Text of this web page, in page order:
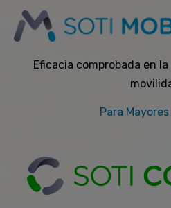
Eficacia comprobada en
Para